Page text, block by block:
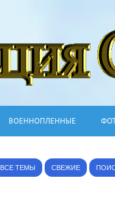
ВОЕННОПЛЕННЫЕ
ВСЕ ТЕМЫ СВЕЖИЕ